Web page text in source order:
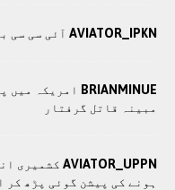
AVIATOR_IPKN آئی سی سی
BRIANMINUE امریکہ میں
مبینہ قاتل گرفتار
AVIATOR_UPPN کشمیری
ہونے کی پیشن گوئی پڑھ